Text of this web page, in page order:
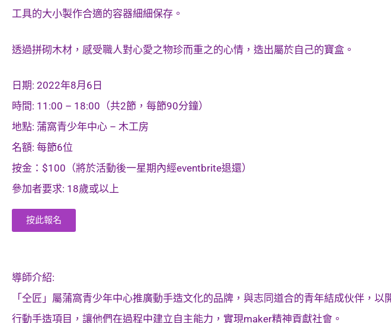
工具的大小製作合適的容器細細保存。
透過拼砌木材，感受職人對心愛之物珍而重之的心情，造出屬於自己的寶盒。
日期: 2022年8月6日
時間: 11:00 – 18:00（共2節，每節90分鐘）
地點: 蒲窩青少年中心 – 木工房
名額: 每節6位
按金：$100（將於活動後一星期內經eventbrite退還）
參加者要求: 18歲或以上
按此報名
導師介紹:
「仝匠」屬蒲窩青少年中心推廣動手造文化的品牌，與志同道合的青年結成伙伴，以
行動手造項目，讓他們在過程中建立自主能力，實現maker精神貢獻社會。